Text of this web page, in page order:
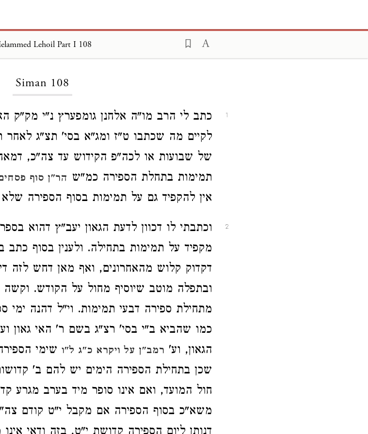
Lehoil Part I 108
Siman 108
1
כתב לי הרב מו"ה אלחנן גומפערץ נ"י מק"ק
לקיים מה שכתבו ט"ז ומג"א בסי' תצ"ג לאחר
של שבועות או לכה"פ הקידוש עד צה"כ,
תמימות בתחלת הספירה כמ"ש הר"ן סוף
אין להקפיד גם על תמימות בסוף הספירה
2
וכתבתי לו דכוון לדעת הגאון יעב"ץ דהוא
מקפיד על תמימות בתחילה. ולענין בסוף כתב
דקדוק קלוש מהאחרונים, ואף מאן דחש לזה
ובתפלה מוטב שיוסיף מחול על הקודש. וקשה
מתחילת ספירה דבעי תמימות. וי"ל דהנה
כמו שהביא ב"י בסי' רצ"ג בשם ר' האי גאון
הגאון, וע' רמב"ן על ויקרא כ"ג ל"ו שימי
שכן בתחילת הספירה הימים יש להם ב'
חול המועד, ואם אינו סופר מיד בערב מגרע
משא"כ בסוף הספירה אם מקבל י"ט קודם